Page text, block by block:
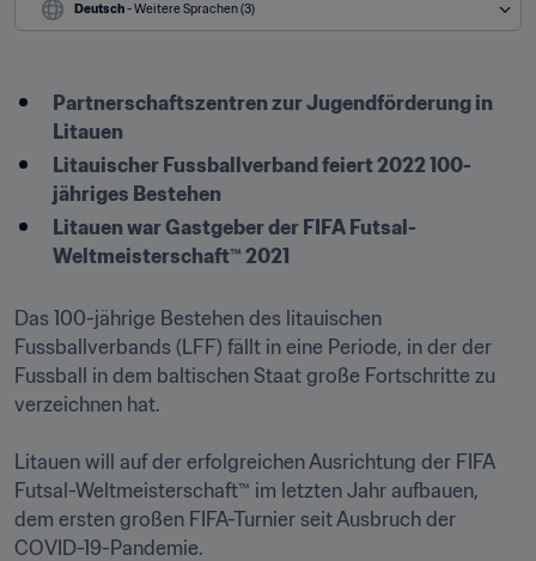
Deutsch - Weitere Sprachen (3)
Partnerschaftszentren zur Jugendförderung in
Litauen
Litauischer Fussballverband feiert 2022 100-
jähriges Bestehen
Litauen war Gastgeber der FIFA Futsal-
Weltmeisterschaft™ 2021
Das 100-jährige Bestehen des litauischen
Fussballverbands (LFF) fällt in eine Periode, in der der
Fussball in dem baltischen Staat große Fortschritte zu
verzeichnen hat.
Litauen will auf der erfolgreichen Ausrichtung der FIFA
Futsal-Weltmeisterschaft™ im letzten Jahr aufbauen,
dem ersten großen FIFA-Turnier seit Ausbruch der
COVID-19-Pandemie.